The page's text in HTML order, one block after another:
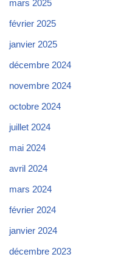
mars 2025
février 2025
janvier 2025
décembre 2024
novembre 2024
octobre 2024
juillet 2024
mai 2024
avril 2024
mars 2024
février 2024
janvier 2024
décembre 2023